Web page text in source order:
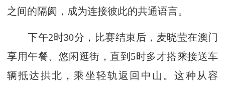
之间的隔阂，成为连接彼此的共通语言。
下午2时30分，比赛结束后，麦晓莹在澳门
享用午餐、悠闲逛街，直到5时多才搭乘接送车
辆抵达拱北，乘坐轻轨返回中山。这种从容